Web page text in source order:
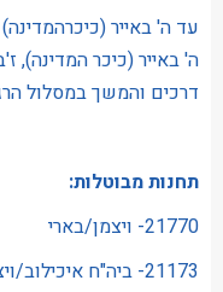
עד ה' באייר
ה' באייר (כיכר המדינה),
דרכים והמשך במסלול
תחנות מבוטלות:
21770- ויצמן/בארי
21173- ביה"ח איכילוב/ויצמן